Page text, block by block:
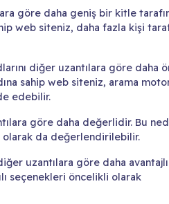
göre daha geniş bir kitle
web siteniz, daha fazla kişi
diğer uzantılara göre daha
sahip web siteniz, arama
edebilir.
göre daha değerlidir. Bu
olarak da değerlendirilebilir.
uzantılara göre daha
seçenekleri öncelikli olarak